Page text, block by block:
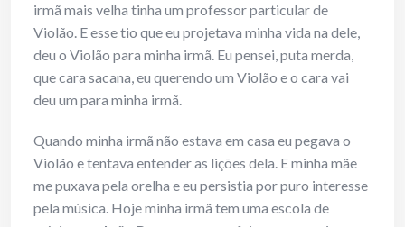
irmã mais velha tinha um professor particular de
Violão. E esse tio que eu projetava minha vida na dele,
deu o Violão para minha irmã. Eu pensei, puta merda,
que cara sacana, eu querendo um Violão e o cara vai
deu um para minha irmã.
Quando minha irmã não estava em casa eu pegava o
Violão e tentava entender as lições dela. E minha mãe
me puxava pela orelha e eu persistia por puro interesse
pela música. Hoje minha irmã tem uma escola de